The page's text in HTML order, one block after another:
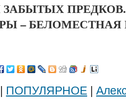
– БЕЛОМЕСТНАЯ
| ПОПУЛЯРНОЕ |